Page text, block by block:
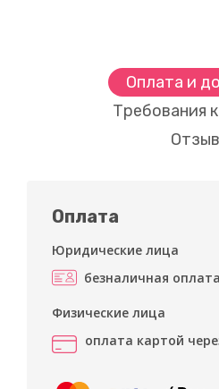
Оплата и
Требования
Оплата
Юридические лица
безналичная
Физические лица
оплата картой